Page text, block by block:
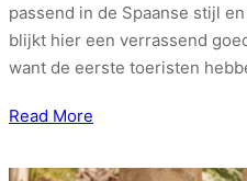
passend in de Spaanse stijl
blijkt hier een verrassend
want de eerste toeristen
Read More